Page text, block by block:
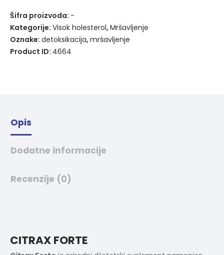
Šifra proizvoda: -
Kategorije: Visok holesterol, Mršavljenje
Oznake: detoksikacija, mršavljenje
Product ID: 4664
Opis
Dodatne informacije
Recenzije (0)
CITRAX FORTE